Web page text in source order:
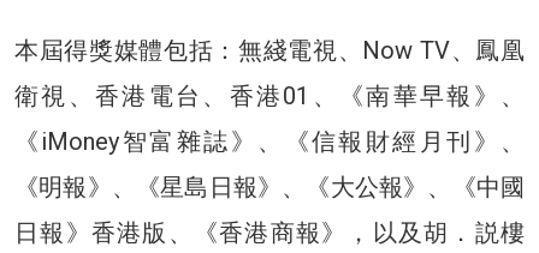
本屆得獎媒體包括：無綫電視、Now TV、鳳凰
衛視、香港電台、香港01、《南華早報》、
《iMoney智富雜誌》、《信報財經月刊》、
《明報》、《星島日報》、《大公報》、《中國
日報》香港版、《香港商報》，以及胡．説樓